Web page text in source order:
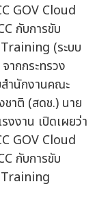
GOV Cloud
กับการขับ
(ระบบ
กกระทรวง
ำนักงานคณะ
าติ (สดช.) นาย
งาน เปิดเผยว่า
GOV Cloud
กับการขับ